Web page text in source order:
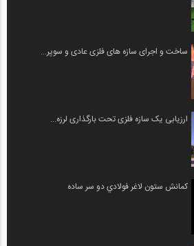
ساخت و اجرای سازه های فلزی عادی و سوپر...
ارزیابی یک سازه فلزی تحت بارگذاری لرزه...
كمانش ستون لاغر فولادي دو سر ساده